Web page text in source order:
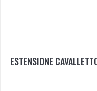
ESTENSIONE